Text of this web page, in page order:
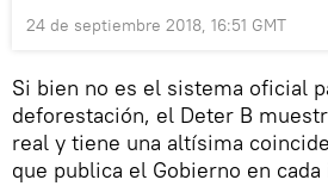
24 de septiembre 2018, 16:51 GMT
Si bien no es el sistema oficial
deforestación, el Deter B
real y tiene una altísima
que publica el Gobierno en